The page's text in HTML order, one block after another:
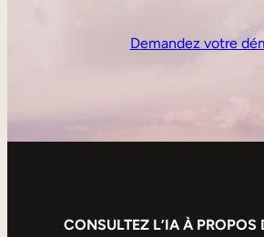
Demandez votre
CONSULTEZ L’IA À PROPOS